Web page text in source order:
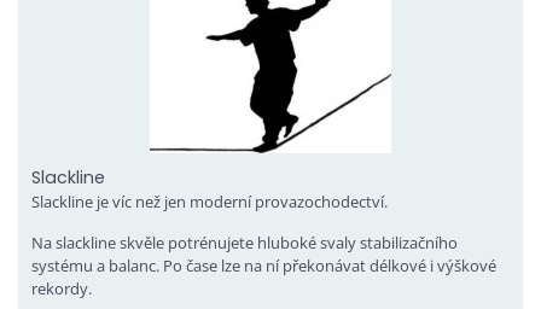
Slackline
Slackline je víc než jen moderní provazochodectví.
Na slackline skvěle potrénujete hluboké svaly stabilizačního
systému a balanc. Po čase lze na ní překonávat délkové i výškové
rekordy.